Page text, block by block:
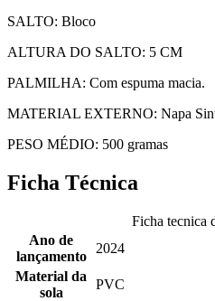
SALTO: Bloco
ALTURA DO SALTO: 5 CM
PALMILHA: Com espuma macia.
MATERIAL EXTERNO: Napa
PESO MÉDIO: 500 gramas
Ficha Técnica
Ficha tecnica
Ano de
lançamento
2024
Material da
sola
PVC